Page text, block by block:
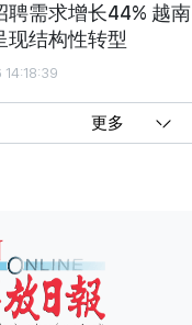
聘需求增长44% 越南
现结构性转型
更多